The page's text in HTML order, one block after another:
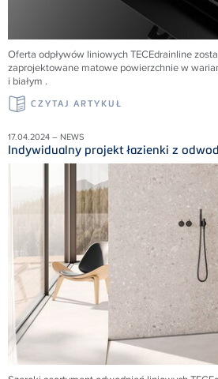
Oferta odpływów liniowychTECEdrainline
zaprojektowane matowe powierzchnie w
i białym .
CZYTAJ ARTYKUŁ
17.04.2024 – NEWS
Indywidualny projekt łazienki z